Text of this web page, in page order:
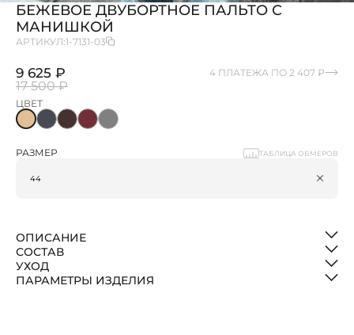
БЕЖЕВОЕ ДВУБОРТНОЕ ПАЛЬТО С
МАНИШКОЙ
АРТИКУЛ:1-7131-03
9 625 ₽
17 500 ₽
4 ПЛАТЕЖА ПО 2 407 ₽
ЦВЕТ
РАЗМЕР ТАБЛИЦА ОБМЕРОВ
ОПИСАНИЕ
СОСТАВ
УХОД
ПАРАМЕТРЫ ИЗДЕЛИЯ